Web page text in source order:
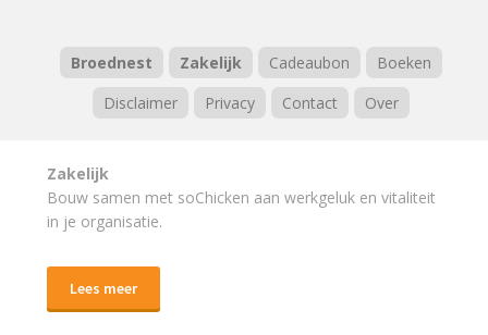
Broednest Zakelijk Cadeaubon
Boeken
Disclaimer
Privacy Contact Over
Zakelijk
Bouw samen met soChicken aan werkgeluk en vitaliteit
in je organisatie.
Lees meer